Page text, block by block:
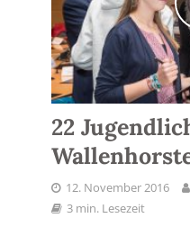
22
12. November 2016
3 min. Lesezeit